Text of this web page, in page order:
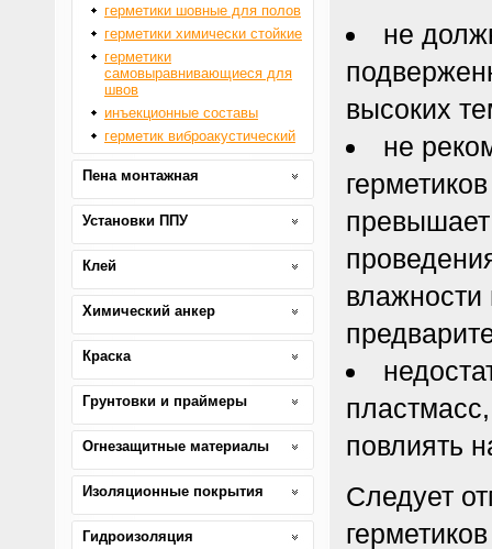
не
высоких
не
влажности
повлиять
Следует
герметики шовные для полов
герметики химически стойкие
герметики
самовыравнивающиеся для
швов
инъекционные составы
герметик виброакустический
Пена монтажная
Установки ППУ
Клей
Химический анкер
Краска
Грунтовки и праймеры
Огнезащитные материалы
Изоляционные покрытия
Гидроизоляция